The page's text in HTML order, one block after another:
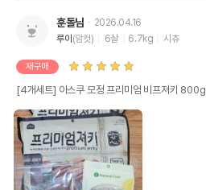
훈돌님
2026.04.16
루이 (암컷) 6살 6.7kg 시츄
재구매
[4개세트] 아스쿠 모정 프리미엄 비프져키 800g